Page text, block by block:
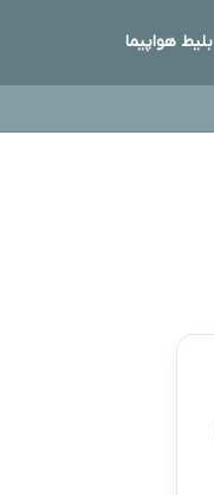
بلیط هواپیما